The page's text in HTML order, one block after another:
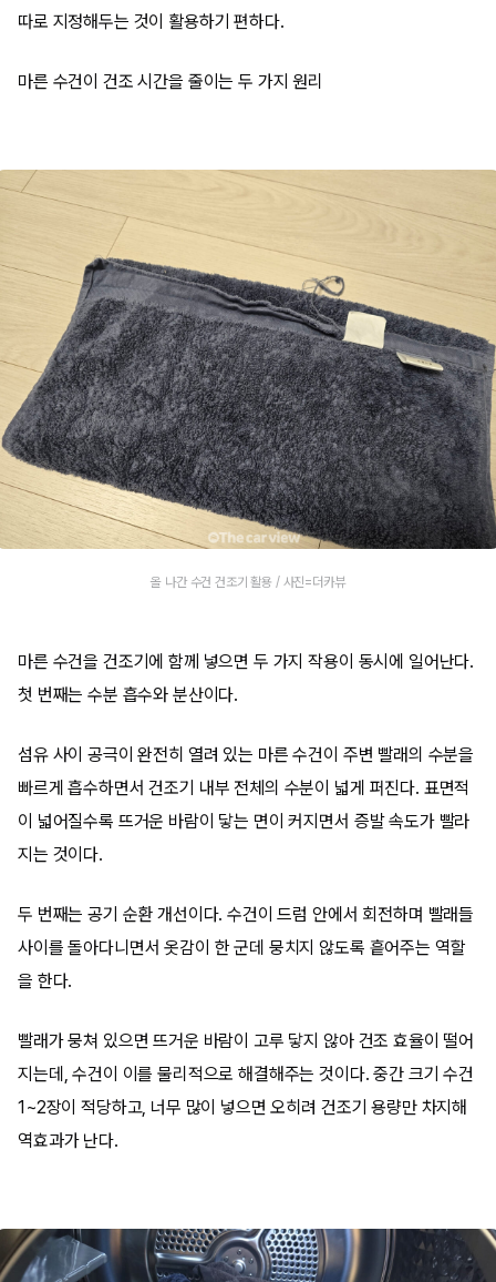
따로 지정해두는 것이 활용하기 편하다.
마른 수건이 건조 시간을 줄이는 두 가지 원리
올 나간 수건 건조기 활용 / 사진=더카뷰
마른 수건을 건조기에 함께 넣으면 두 가지 작용이 동시에 일어난다.
첫 번째는 수분 흡수와 분산이다.
섬유 사이 공극이 완전히 열려 있는 마른 수건이 주변 빨래의 수분을
빠르게 흡수하면서 건조기 내부 전체의 수분이 넓게 퍼진다. 표면적
이 넓어질수록 뜨거운 바람이 닿는 면이 커지면서 증발 속도가 빨라
지는 것이다.
두 번째는 공기 순환 개선이다. 수건이 드럼 안에서 회전하며 빨래들
사이를 돌아다니면서 옷감이 한 군데 뭉치지 않도록 흩어주는 역할
을 한다.
빨래가 뭉쳐 있으면 뜨거운 바람이 고루 닿지 않아 건조 효율이 떨어
지는데, 수건이 이를 물리적으로 해결해주는 것이다. 중간 크기 수건
1~2장이 적당하고, 너무 많이 넣으면 오히려 건조기 용량만 차지해
역효과가 난다.